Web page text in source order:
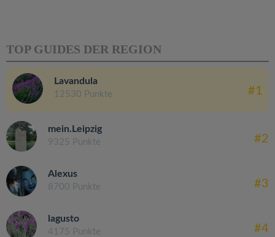
TOP GUIDES DER REGION
Lavandula
12530 Punkte #1
mein.Leipzig
9325 Punkte #2
Alexus
8700 Punkte #3
lagusto
4175 Punkte #4